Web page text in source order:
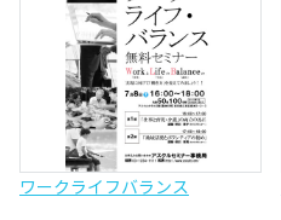
ワークライフバランス